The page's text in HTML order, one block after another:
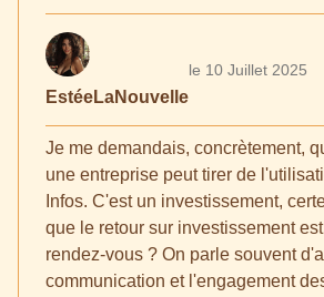
EstéeLaNouvelle
le 10 Juillet 2025
Je me demandais, concrètement,
une entreprise peut tirer de
Infos. C'est un investissement,
que le retour sur investissement
rendez-vous ? On parle souvent
communication et l'engagement